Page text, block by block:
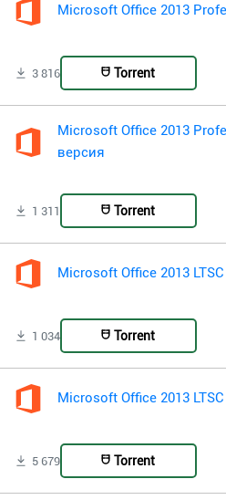
Microsoft Office 2013
3 816 Torrent
Microsoft Office 2013
версия
1 311 Torrent
Microsoft Office 2013
1 034 Torrent
Microsoft Office 2013
5 679 Torrent